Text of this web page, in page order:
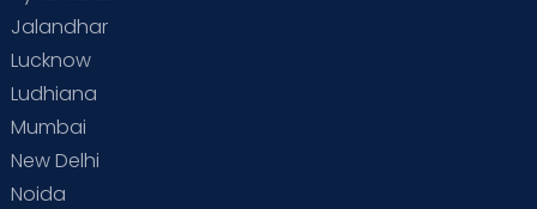
Jalandhar
Lucknow
Ludhiana
Mumbai
New Delhi
Noida